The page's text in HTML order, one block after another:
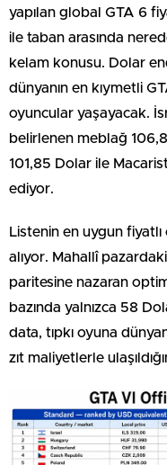
yapılan global GTA 6
ile taban arasında
kelam konusu. Dolar
dünyanın en kıymetli
oyuncular yaşayacak.
belirlenen meblağ
101,85 Dolar ile
ediyor.
Listenin en uygun
alıyor. Mahallî
paritesine nazaran
bazında yalnızca 58
data, tıpkı oyuna
zıt maliyetlerle